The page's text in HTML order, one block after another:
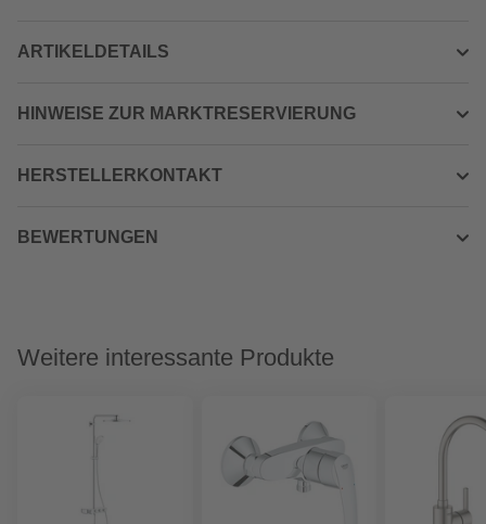
ARTIKELDETAILS
HINWEISE ZUR MARKTRESERVIERUNG
HERSTELLERKONTAKT
BEWERTUNGEN
Weitere interessante Produkte